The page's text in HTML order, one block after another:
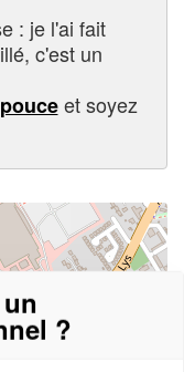
: je l'ai fait
c'est un
et soyez
?